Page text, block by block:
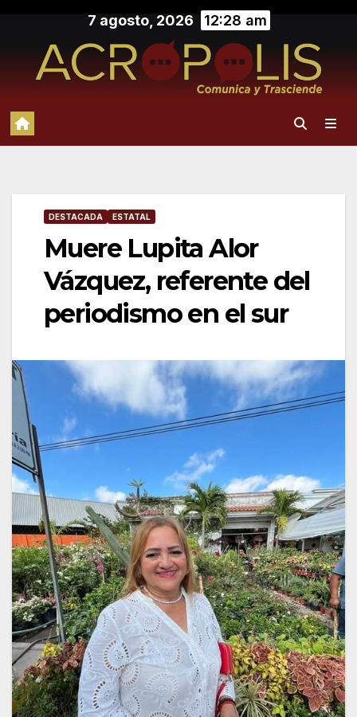
contenido
7 agosto, 2026 12:28 am
DESTACADA ESTATAL
Muere Lupita Alor
Vázquez, referente del
periodismo en el sur